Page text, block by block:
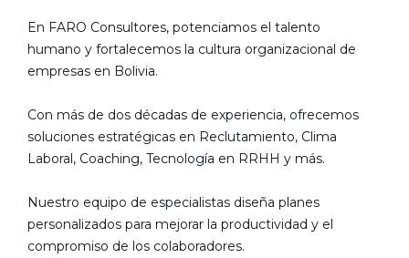
En FARO Consultores, potenciamos el talento
humano y fortalecemos la cultura organizacional de
empresas en Bolivia.
Con más de dos décadas de experiencia, ofrecemos
soluciones estratégicas en Reclutamiento, Clima
Laboral, Coaching, Tecnología en RRHH y más.
Nuestro equipo de especialistas diseña planes
personalizados para mejorar la productividad y el
compromiso de los colaboradores.